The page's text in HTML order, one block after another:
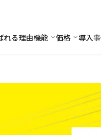
れる理由機能 機能
価格 価格
導入